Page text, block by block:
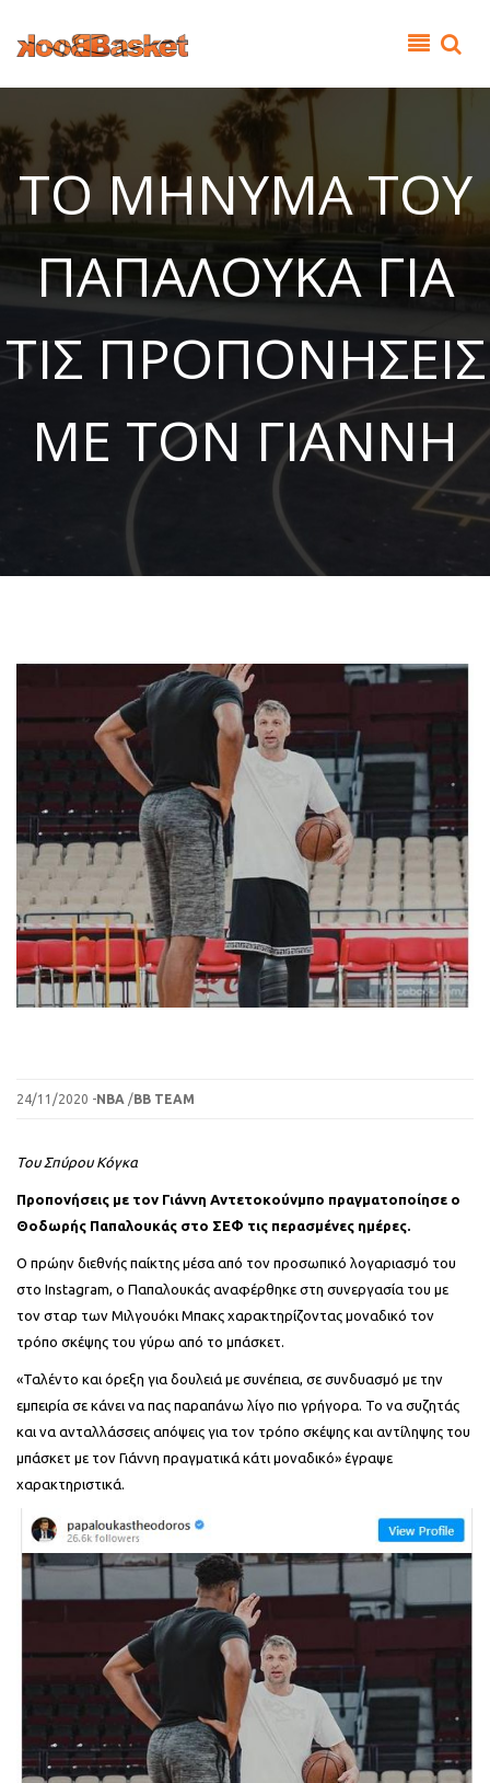
TΟ ΜΗΝΥΜΑ ΤΟΥ
ΠΑΠΑΛΟΥΚΑ ΓΙΑ
ΤΙΣ ΠΡΟΠΟΝΗΣΕΙΣ
ΜΕ ΤΟΝ ΓΙΑΝΝΗ
24/11/2020 -NBA /BB TEAM
Tου Σπύρου Κόγκα
Προπονήσεις με τον Γιάννη Αντετοκούνμπο πραγματοποίησε ο
Θοδωρής Παπαλουκάς στο ΣΕΦ τις περασμένες ημέρες.
Ο πρώην διεθνής παίκτης μέσα από τον προσωπικό λογαριασμό του
στο Instagram, ο Παπαλουκάς αναφέρθηκε στη συνεργασία του με
τον σταρ των Μιλγουόκι Μπακς χαρακτηρίζοντας μοναδικό τον
τρόπο σκέψης του γύρω από το μπάσκετ.
«Ταλέντο και όρεξη για δουλειά με συνέπεια, σε συνδυασμό με την
εμπειρία σε κάνει να πας παραπάνω λίγο πιο γρήγορα. Το να συζητάς
και να ανταλλάσσεις απόψεις για τον τρόπο σκέψης και αντίληψης του
μπάσκετ με τον Γιάννη πραγματικά κάτι μοναδικό» έγραψε
χαρακτηριστικά.